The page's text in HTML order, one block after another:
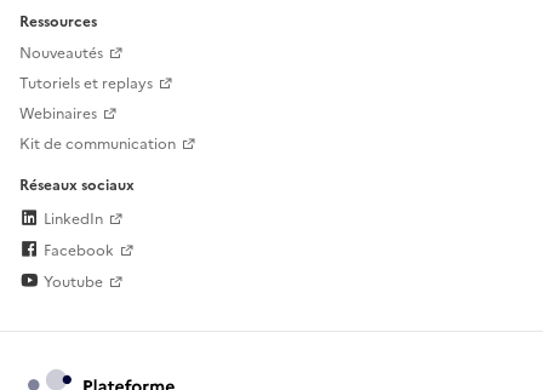
Ressources
Nouveautés
Tutoriels et replays
Webinaires
Kit de communication
Réseaux sociaux
LinkedIn
Facebook
Youtube